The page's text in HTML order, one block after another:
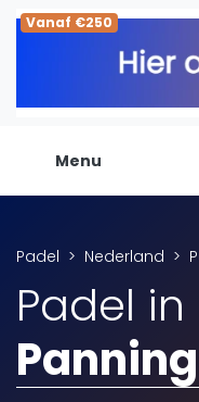
Vanaf €250
Menu
De Padel
Alle padel locaties
Padelwinkels
Organisatie
Merken
Overige categorien
Padelscholen
Toevoegen data
Laatste updates
Padel Nederland
Padel in